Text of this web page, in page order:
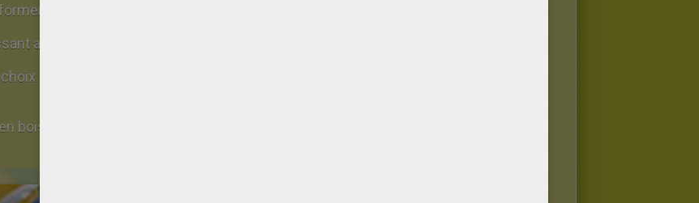
une boule de pâte et la placer 1 heure au frais.
au moins 0,5mm d'épaisseur en utilisant un peu de farine supplémentaire.
dans la pâte (dinosaures, fantômes ..) Il est également possible de se
pics de brochette en bois.